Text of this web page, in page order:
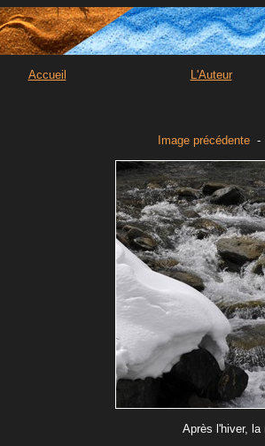
Accueil L'Auteur
Image précédente
Après l'hiver,